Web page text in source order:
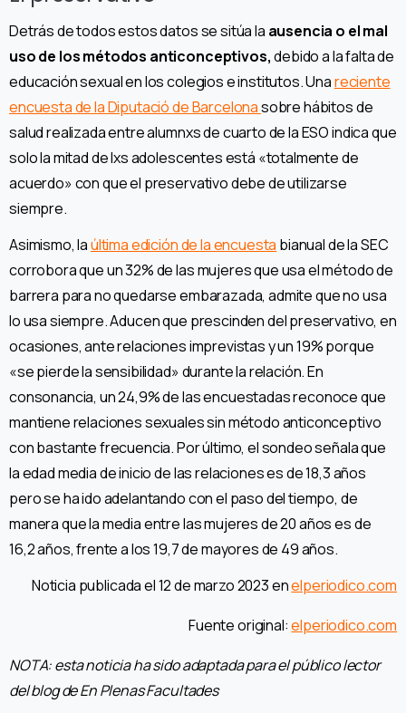
Detrás de todos estos datos se sitúa la ausencia o el mal
uso de los métodos anticonceptivos,debido a la falta de
educación sexual en los colegios e institutos. Unareciente
encuesta de la Diputació de Barcelonasobre hábitos de
salud realizada entre alumnxs de cuarto de la ESO indica que
solo la mitad de lxs adolescentes está «totalmente de
acuerdo» con que el preservativo debe de utilizarse
siempre.
Asimismo, laúltima edición de la encuesta bianual de la SEC
corrobora que un 32% de las mujeres que usa el método de
barrera para no quedarse embarazada, admite que no usa
lo usa siempre. Aducen que prescinden del preservativo, en
ocasiones, ante relaciones imprevistas y un 19% porque
«se pierde la sensibilidad» durante la relación. En
consonancia, un 24,9% de las encuestadas reconoce que
mantiene relaciones sexuales sin método anticonceptivo
con bastante frecuencia. Por último, el sondeo señala que
la edad media de inicio de las relaciones es de 18,3 años
pero se ha ido adelantando con el paso del tiempo, de
manera que la media entre las mujeres de 20 años es de
16,2 años, frente a los 19,7 de mayores de 49 años.
Noticia publicada el 12 de marzo 2023 enelperiodico.com
Fuente original:elperiodico.com
NOTA: esta noticia ha sido adaptada para el público lector
del blog de En Plenas Facultades